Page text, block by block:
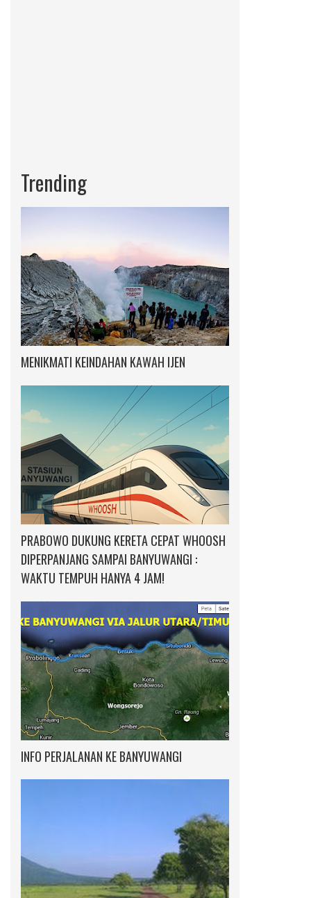
Trending
MENIKMATI KEINDAHAN KAWAH IJEN
PRABOWO DUKUNG KERETA CEPAT WHOOSH
DIPERPANJANG SAMPAI BANYUWANGI :
WAKTU TEMPUH HANYA 4 JAM!
INFO PERJALANAN KE BANYUWANGI